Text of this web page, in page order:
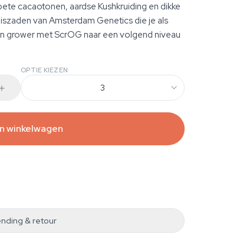
cacaotonen, aardse Kushkruiding en dikke
van Amsterdam Genetics die je als
grower met ScrOG naar een volgend niveau
OPTIE KIEZEN
3
winkelwagen
& retour